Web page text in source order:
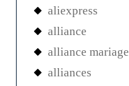
aliexpress
alliance
alliance mariage
alliances